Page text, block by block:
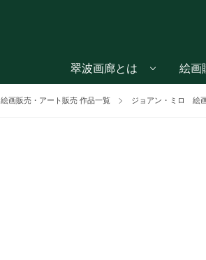
翠波画廊とは 絵画
絵画販売・アート販売 作品一覧 ジョアン・ミロ 絵